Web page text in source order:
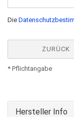
Die
ZURÜCK
* Pflichtangabe
Hersteller Info